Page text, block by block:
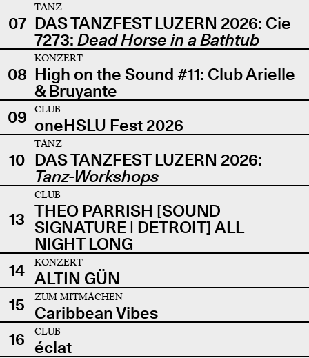
07
TANZ
DAS TANZFEST LUZERN 2026: Cie
7273: Dead Horse in a Bathtub
08
KONZERT
High on the Sound #11: Club Arielle
& Bruyante
09
CLUB
oneHSLU Fest 2026
10
TANZ
DAS TANZFEST LUZERN 2026:
Tanz-Workshops
13
CLUB
THEO PARRISH [SOUND
SIGNATURE | DETROIT] ALL
NIGHT LONG
14
KONZERT
ALTIN GÜN
15
ZUM MITMACHEN
Caribbean Vibes
16
CLUB
éclat